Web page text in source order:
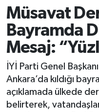
Müsavat
Bayramda
Mesaj:
İYİ Parti Genel
Ankara’da kıldığı
açıklamada ülkede
belirterek,
Biyografi
Çevre
Diğer
Dünya
Eğitim
Ankara Trafik
Süper Lig Puan
Tüm Manşetler
Son Dakika
Haber Arşivi